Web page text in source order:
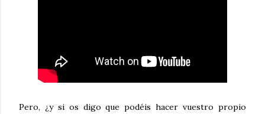
Pero, ¿y si os digo que podéis hacer vuestro propio